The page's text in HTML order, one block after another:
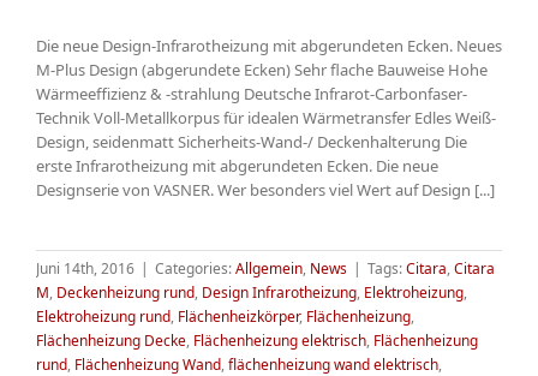
Die neue Design-Infrarotheizung mit abgerundeten Ecken. Neues
M-Plus Design (abgerundete Ecken) Sehr flache Bauweise Hohe
Wärmeeffizienz & -strahlung Deutsche Infrarot-Carbonfaser-
Technik Voll-Metallkorpus für idealen Wärmetransfer Edles Weiß-
Design, seidenmatt Sicherheits-Wand-/ Deckenhalterung Die
erste Infrarotheizung mit abgerundeten Ecken. Die neue
Designserie von VASNER. Wer besonders viel Wert auf Design [...]
Juni 14th, 2016 | Categories:Allgemein, News | Tags:Citara,Citara
M, Deckenheizung rund, Design Infrarotheizung, Elektroheizung,
Elektroheizung rund, Flächenheizkörper, Flächenheizung,
Flächenheizung Decke, Flächenheizung elektrisch, Flächenheizung
rund, Flächenheizung Wand,flächenheizung wand elektrisch,